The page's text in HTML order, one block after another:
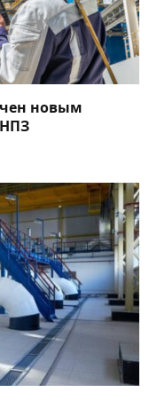
новым